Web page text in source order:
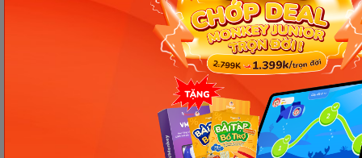
thích, tự mình thiết kế nên ngôi nhà yêu thích. Nhờ
vậy, bé sẽ phát huy được khả năng học hỏi, tư duy
và trí tưởng tượng phong phú.
Các bài viết không thể bỏ lỡ
Top 7+ phần mềm học toán